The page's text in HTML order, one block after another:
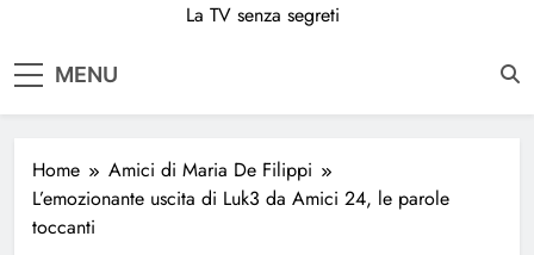
La TV senza segreti
MENU
Home
Amici di Maria De Filippi
L’emozionante uscita di Luk3 da Amici 24, le parole
toccanti